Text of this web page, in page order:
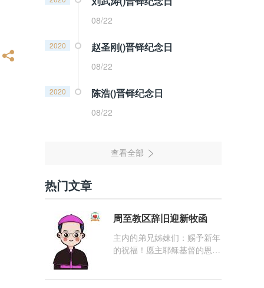
08/22
2020 赵圣刚()晋铎纪念日
08/22
2020 陈浩()晋铎纪念日
08/22
热门文章
周至教区辞旧迎新牧函
主内的弟兄姊妹们：赐予新年
的祝福！愿主耶稣基督的恩